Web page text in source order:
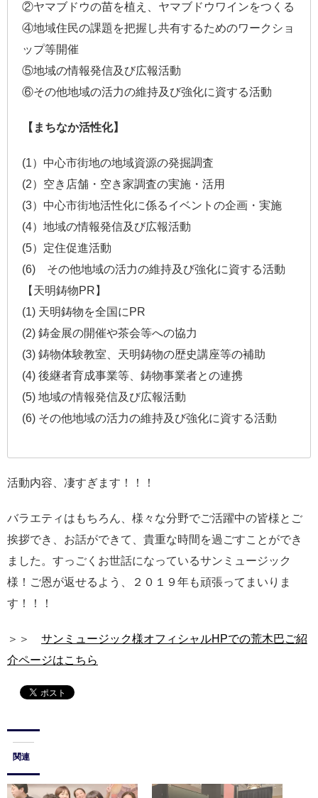
②ヤマブドウの苗を植え、ヤマブドウワインをつくる
④地域住民の課題を把握し共有するためのワークショ
ップ等開催
⑤地域の情報発信及び広報活動
⑥その他地域の活力の維持及び強化に資する活動
【まちなか活性化】
(1）中心市街地の地域資源の発掘調査
(2）空き店舗・空き家調査の実施・活用
(3）中心市街地活性化に係るイベントの企画・実施
(4）地域の情報発信及び広報活動
(5）定住促進活動
(6) その他地域の活力の維持及び強化に資する活動
【天明鋳物PR】
(1) 天明鋳物を全国にPR
(2) 鋳金展の開催や茶会等への協力
(3) 鋳物体験教室、天明鋳物の歴史講座等の補助
(4) 後継者育成事業等、鋳物事業者との連携
(5) 地域の情報発信及び広報活動
(6) その他地域の活力の維持及び強化に資する活動
活動内容、凄すぎます！！！
バラエティはもちろん、様々な分野でご活躍中の皆様とご
挨拶でき、お話ができて、貴重な時間を過ごすことができ
ました。すっごくお世話になっているサンミュージック
様！ご恩が返せるよう、２０１９年も頑張ってまいりま
す！！！
＞＞ サンミュージック様オフィシャルHPでの荒木巴ご紹
介ページはこちら
関連